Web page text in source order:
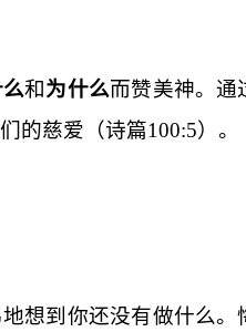
和为什么而赞美神。通
的慈爱（诗篇100:5）。
想到你还没有做什么